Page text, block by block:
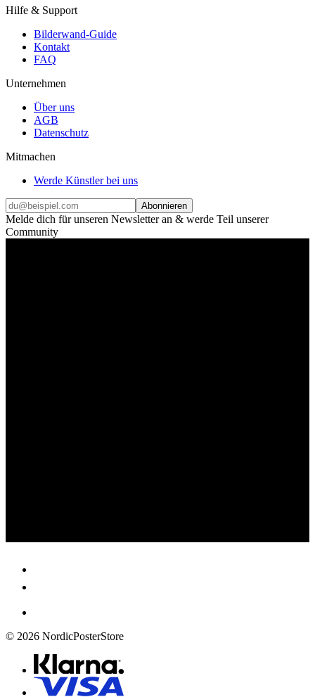
Hilfe & Support
Bilderwand-Guide
Kontakt
FAQ
Unternehmen
Über uns
AGB
Datenschutz
Mitmachen
Werde Künstler bei uns
Abonnieren
Melde dich für unseren Newsletter an & werde Teil unserer
Community
© 2026 NordicPosterStore